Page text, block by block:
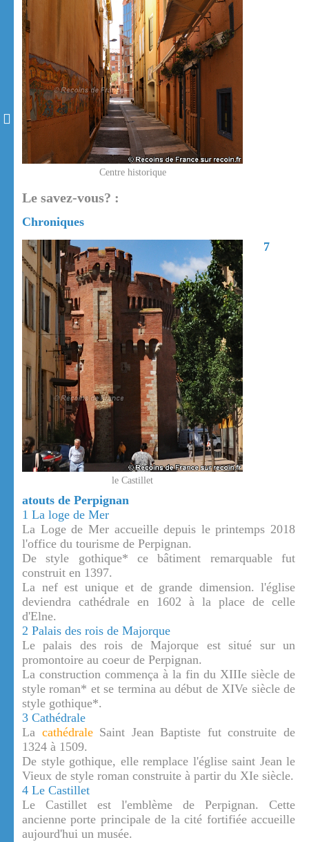
Centre historique
Le savez-vous? :
Chroniques
le Castillet
7
atouts de Perpignan
1 La loge de Mer
La Loge de Mer accueille depuis le printemps 2018
l'office du tourisme de Perpignan.
De style gothique* ce bâtiment remarquable fut
construit en 1397.
La nef est unique et de grande dimension. l'église
deviendra cathédrale en 1602 à la place de celle
d'Elne.
2 Palais des rois de Majorque
Le palais des rois de Majorque est situé sur un
promontoire au coeur de Perpignan.
La construction commença à la fin du XIIIe siècle de
style roman* et se termina au début de XIVe siècle de
style gothique*.
3 Cathédrale
La cathédraleSaint Jean Baptiste fut construite de
1324 à 1509.
De style gothique, elle remplace l'église saint Jean le
Vieux de style roman construite à partir du XIe siècle.
4 Le Castillet
Le Castillet est l'emblème de Perpignan. Cette
ancienne porte principale de la cité fortifiée accueille
aujourd'hui un musée.